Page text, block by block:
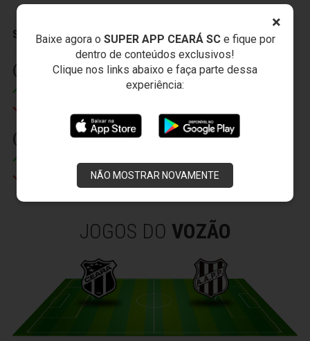
×
Baixe agora o SUPER APP CEARÁ SCe fique por
dentro de conteúdos exclusivos!
Clique nos links abaixo e faça parte dessa
experiência:
NÃO MOSTRAR NOVAMENTE
SUBSTITUIÇÕES
(1) 29' (2) (1) 35' (2)
Tiago Cametá
(1) 42' (2)
Lucas Silva
JOGOS DO VOZÃO